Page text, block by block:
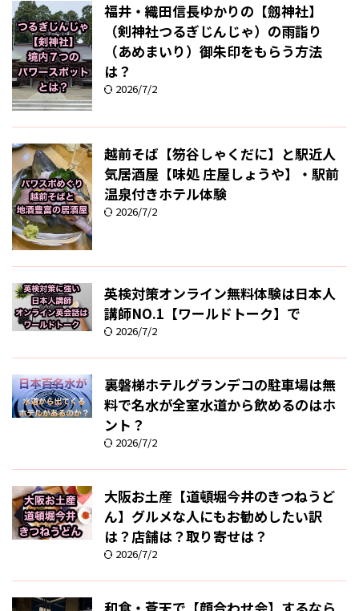
福井・織田信長ゆかりの【劔神社】
（剣神社つるぎじんじゃ）の雨詣り
（あめまいり）御朱印をもらう方法
は？
2026/7/2
越前そば【笏谷しゃくだに】と駅近人
気居酒屋【味処 庄屋しょうや】・駅前
温泉付きホテル体験
2026/7/2
英検対策オンライン無料体験は日本人
講師NO.1【ワールドトーク】で
2026/7/2
裏磐梯ホテルグランデコの駐車場は無
料で名水が全室水道から飲めるのはホ
ント？
2026/7/2
大阪お土産【道頓堀今井のきつねうど
ん】グルメな人にもお勧めしたい訳
は？店舗は？取り寄せは？
2026/7/2